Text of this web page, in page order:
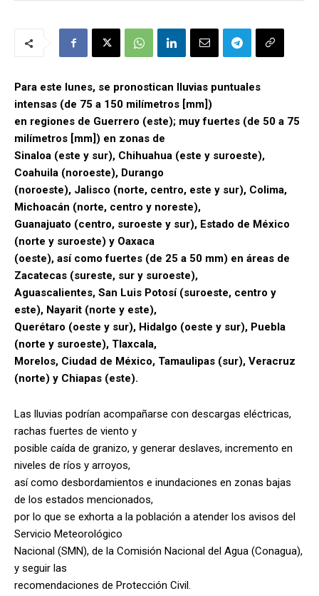
Para este lunes, se pronostican lluvias puntuales
intensas (de 75 a 150 milímetros [mm])
en regiones de Guerrero (este); muy fuertes (de 50 a 75
milímetros [mm]) en zonas de
Sinaloa (este y sur), Chihuahua (este y suroeste),
Coahuila (noroeste), Durango
(noroeste), Jalisco (norte, centro, este y sur), Colima,
Michoacán (norte, centro y noreste),
Guanajuato (centro, suroeste y sur), Estado de México
(norte y suroeste) y Oaxaca
(oeste), así como fuertes (de 25 a 50 mm) en áreas de
Zacatecas (sureste, sur y suroeste),
Aguascalientes, San Luis Potosí (suroeste, centro y
este), Nayarit (norte y este),
Querétaro (oeste y sur), Hidalgo (oeste y sur), Puebla
(norte y suroeste), Tlaxcala,
Morelos, Ciudad de México, Tamaulipas (sur), Veracruz
(norte) y Chiapas (este).
Las lluvias podrían acompañarse con descargas eléctricas,
rachas fuertes de viento y
posible caída de granizo, y generar deslaves, incremento en
niveles de ríos y arroyos,
así como desbordamientos e inundaciones en zonas bajas
de los estados mencionados,
por lo que se exhorta a la población a atender los avisos del
Servicio Meteorológico
Nacional (SMN), de la Comisión Nacional del Agua (Conagua),
y seguir las
recomendaciones de Protección Civil.